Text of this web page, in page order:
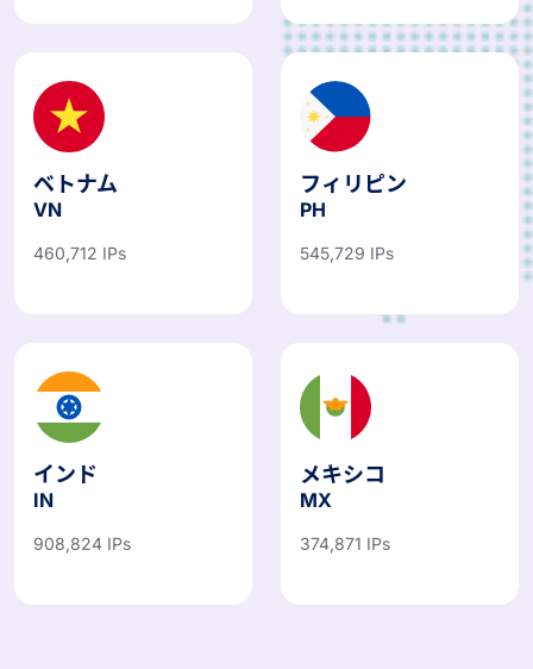
ベトナム
VN
460,712 IPs
フィリピン
PH
545,729 IPs
インド
IN
908,824 IPs
メキシコ
MX
374,871 IPs